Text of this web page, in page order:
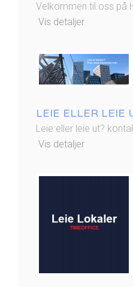
Velkommen til oss på
Vis detaljer
LEIE ELLER LEIE
Leie eller leie ut?
Vis detaljer